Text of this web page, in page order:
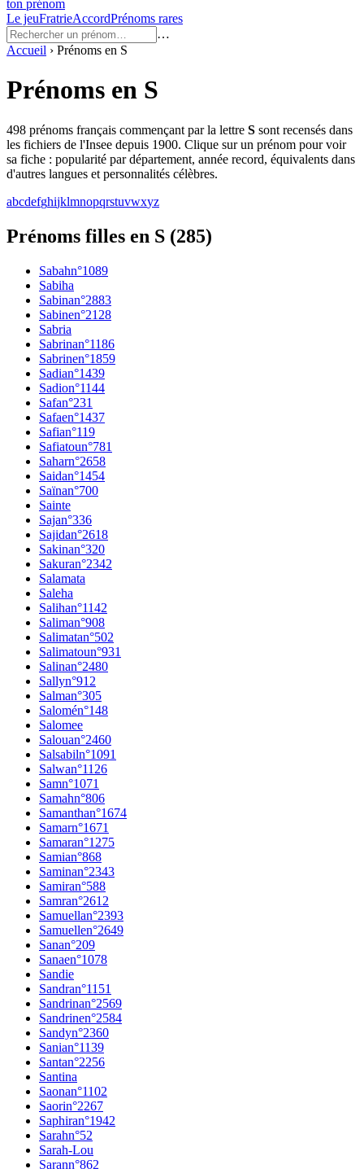
ton prénom
Le jeuFratrieAccordPrénoms rares
…
Accueil › Prénoms en S
Prénoms en S
498 prénoms français commençant par la lettre S sont recensés dans
les fichiers de l'Insee depuis 1900. Clique sur un prénom pour voir
sa fiche : popularité par département, année record, équivalents dans
d'autres langues et personnalités célèbres.
abcdefghijklmnopqrstuvwxyz
Prénoms filles en S (285)
Sabahn°1089
Sabiha
Sabinan°2883
Sabinen°2128
Sabria
Sabrinan°1186
Sabrinen°1859
Sadian°1439
Sadion°1144
Safan°231
Safaen°1437
Safian°119
Safiatoun°781
Saharn°2658
Saidan°1454
Saïnan°700
Sainte
Sajan°336
Sajidan°2618
Sakinan°320
Sakuran°2342
Salamata
Saleha
Salihan°1142
Saliman°908
Salimatan°502
Salimatoun°931
Salinan°2480
Sallyn°912
Salman°305
Salomén°148
Salomee
Salouan°2460
Salsabiln°1091
Salwan°1126
Samn°1071
Samahn°806
Samanthan°1674
Samarn°1671
Samaran°1275
Samian°868
Saminan°2343
Samiran°588
Samran°2612
Samuellan°2393
Samuellen°2649
Sanan°209
Sanaen°1078
Sandie
Sandran°1151
Sandrinan°2569
Sandrinen°2584
Sandyn°2360
Sanian°1139
Santan°2256
Santina
Saonan°1102
Saorin°2267
Saphiran°1942
Sarahn°52
Sarah-Lou
Sarann°862